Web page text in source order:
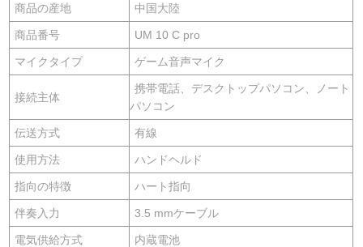
商品の産地 中国大陸
商品番号 UM 10 C pro
マイクタイプ ゲーム音声マイク
接続主体
携帯電話、デスクトップパソコン、ノート
パソコン
伝送方式 有線
使用方法 ハンドヘルド
指向の特徴 ハート指向
伴奏入力 3.5 mmケーブル
電気供給方式 内蔵電池